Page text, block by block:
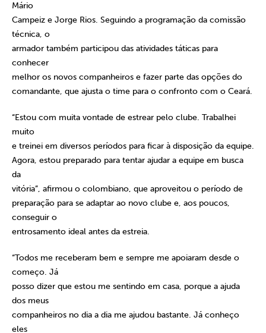
Mário
Campeiz e Jorge Rios. Seguindo a programação da comissão
técnica, o
armador também participou das atividades táticas para
conhecer
melhor os novos companheiros e fazer parte das opções do
comandante, que ajusta o time para o confronto com o Ceará.
“Estou com muita vontade de estrear pelo clube. Trabalhei
muito
e treinei em diversos períodos para ficar à disposição da equipe.
Agora, estou preparado para tentar ajudar a equipe em busca
da
vitória”, afirmou o colombiano, que aproveitou o período de
preparação para se adaptar ao novo clube e, aos poucos,
conseguir o
entrosamento ideal antes da estreia.
“Todos me receberam bem e sempre me apoiaram desde o
começo. Já
posso dizer que estou me sentindo em casa, porque a ajuda
dos meus
companheiros no dia a dia me ajudou bastante. Já conheço
eles